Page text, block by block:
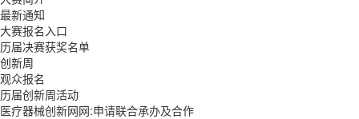
最新通知
大赛报名入口
历届决赛获奖名单
创新周
观众报名
历届创新周活动
医疗器械创新网网:申请联合承办及合作